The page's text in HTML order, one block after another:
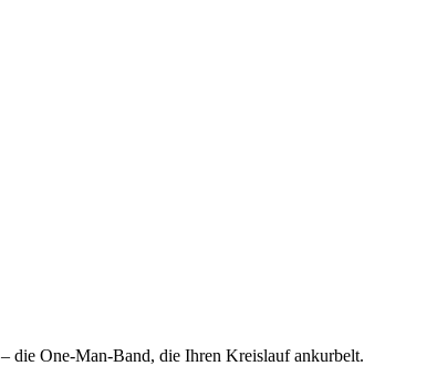
– die One-Man-Band, die Ihren Kreislauf ankurbelt.